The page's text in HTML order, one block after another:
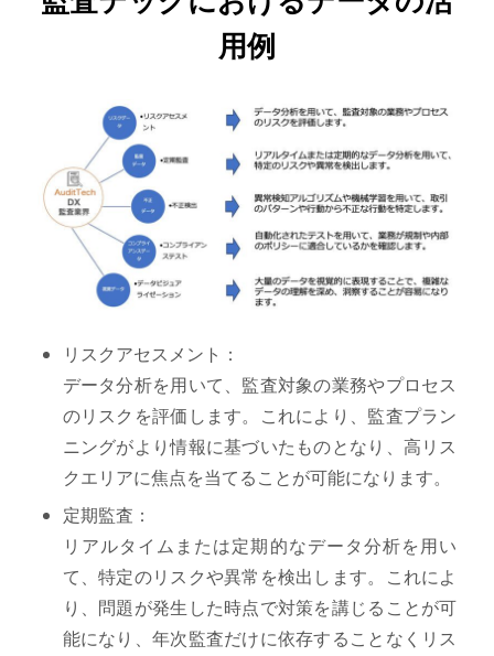
用例
リスクアセスメント：
データ分析を用いて、監査対象の業務やプロセス
のリスクを評価します。これにより、監査プラン
ニングがより情報に基づいたものとなり、高リス
クエリアに焦点を当てることが可能になります。
定期監査：
リアルタイムまたは定期的なデータ分析を用い
て、特定のリスクや異常を検出します。これによ
り、問題が発生した時点で対策を講じることが可
能になり、年次監査だけに依存することなくリス